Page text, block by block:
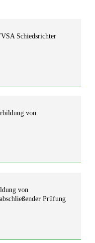
Schiedsrichter
von
von
Prüfung